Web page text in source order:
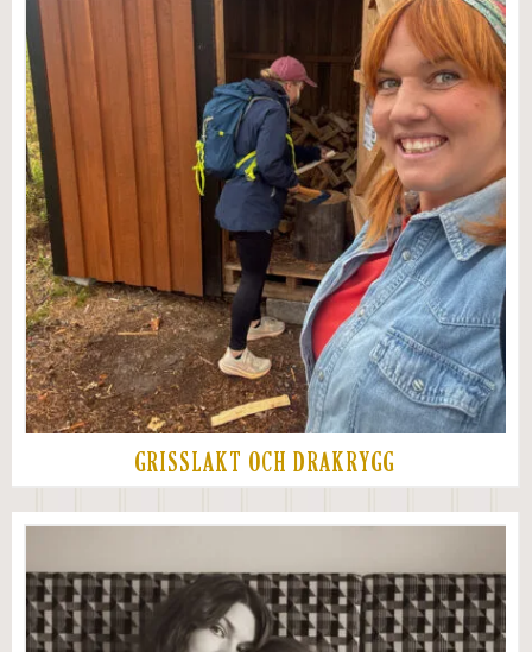
GRISSLAKT OCH DRAKRYGG